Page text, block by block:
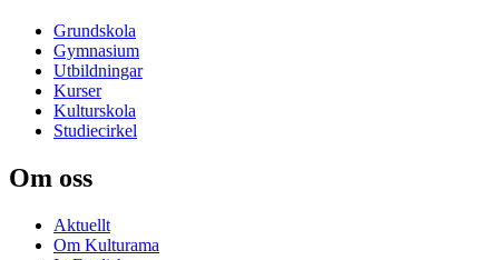
Grundskola
Gymnasium
Utbildningar
Kurser
Kulturskola
Studiecirkel
Om oss
Aktuellt
Om Kulturama